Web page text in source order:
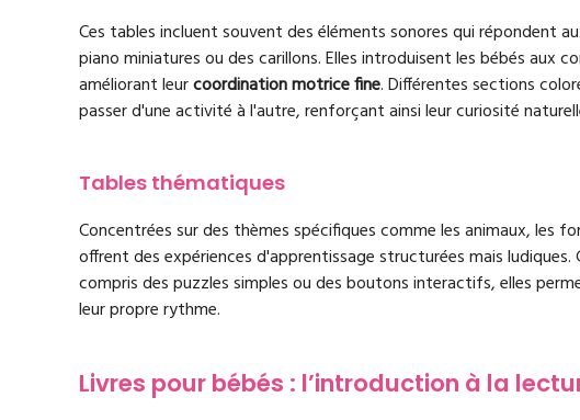
Ces tables incluent souvent des éléments sonores qui répondent
piano miniatures ou des carillons. Elles introduisent les bébés aux
améliorant leurcoordination motrice fine. Différentes sections
passer d'une activité à l'autre, renforçant ainsi leur curiosité
Tables thématiques
Concentrées sur des thèmes spécifiques comme les animaux, les
offrent des expériences d'apprentissage structurées mais
compris des puzzles simples ou des boutons interactifs, elles
leur propre rythme.
Livres pour bébés : l’introduction à la